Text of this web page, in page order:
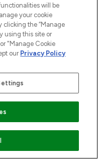
will be
your cookie
clicking the “Manage
using this site or
"Manage Cookie
our Privacy Policy